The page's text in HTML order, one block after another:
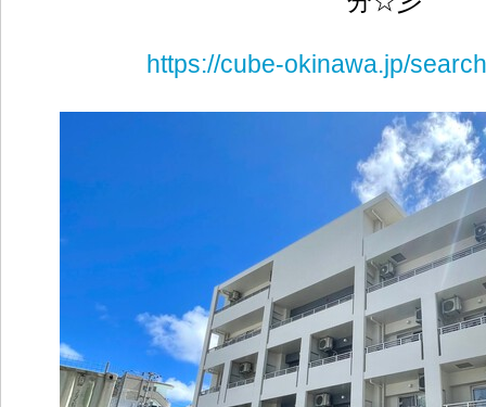
https://cube-okinawa.jp/